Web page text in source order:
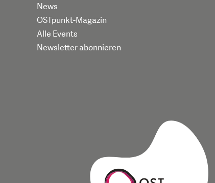
News
OSTpunkt-Magazin
Alle Events
Newsletter abonnieren